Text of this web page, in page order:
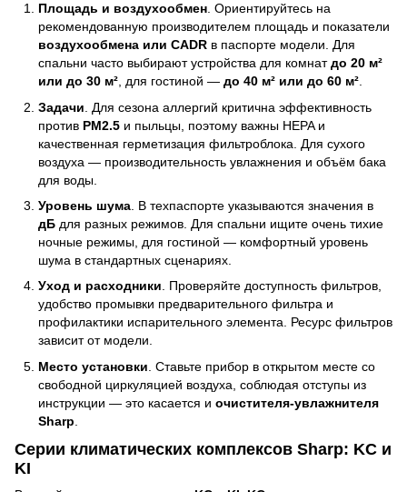
Площадь и воздухообмен . Ориентируйтесь на
рекомендованную производителем площадь и показатели
воздухообмена или CADR в паспорте модели. Для
спальни часто выбирают устройства для комнатдо 20 м²
или до 30 м² , для гостиной — до 40 м² или до 60 м²
Задачи . Для сезона аллергий критична эффективность
против PM2.5 и пыльцы, поэтому важны HEPA и
качественная герметизация фильтроблока. Для сухого
воздуха — производительность увлажнения и объём бака
для воды.
Уровень шума . В техпаспорте указываются значения в
дБ для разных режимов. Для спальни ищите очень тихие
ночные режимы, для гостиной — комфортный уровень
шума в стандартных сценариях.
Уход и расходники. Проверяйте доступность фильтров,
удобство промывки предварительного фильтра и
профилактики испарительного элемента. Ресурс фильтров
зависит от модели.
Место установки . Ставьте прибор в открытом месте со
свободной циркуляцией воздуха, соблюдая отступы из
инструкции — это касается и очистителя-увлажнителя
Sharp
Серии климатических комплексов Sharp: KC и
KI